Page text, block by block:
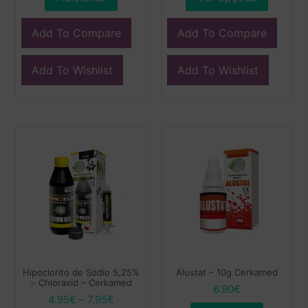
Add To Compare
Add To Wishlist
Add To Compare
Add To Wishlist
Hipoclorito de Sódio 5,25%
– Chloraxid – Cerkamed
4.95€ – 7.95€
Alustat – 10g Cerkamed
6.90€